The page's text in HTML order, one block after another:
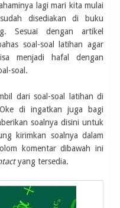
lagi mari kita mulai
disediakan di buku
Sesuai dengan artikel
soal-soal latihan agar
menjadi hafal dengan
soal.
dari soal-soal latihan di
di ingatkan juga bagi
soalnya disini untuk
kirimkan soalnya dalam
komentar dibawah ini
yang tersedia.